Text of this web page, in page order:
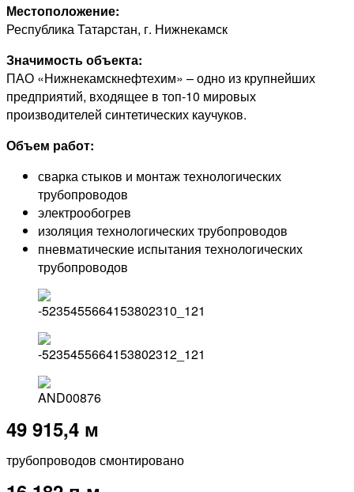
Местоположение:
Республика Татарстан, г. Нижнекамск
Значимость объекта:
ПАО «Нижнекамскнефтехим» – одно из крупнейших
предприятий, входящее в топ-10 мировых
производителей синтетических каучуков.
Объем работ:
сварка стыков и монтаж технологических
трубопроводов
электрообогрев
изоляция технологических трубопроводов
пневматические испытания технологических
трубопроводов
49 915,4 м
трубопроводов смонтировано